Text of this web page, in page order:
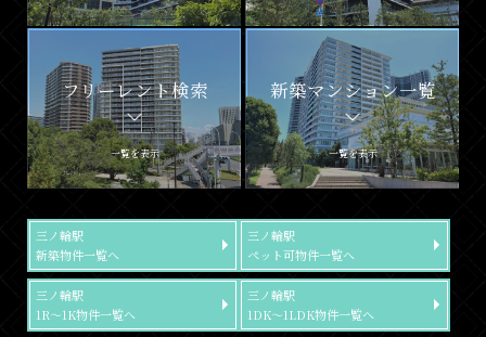
フリーレント検索
一覧を表示
新築マンション一覧
一覧を表示
三ノ輪駅
新築物件一覧へ
三ノ輪駅
ペット可物件一覧へ
三ノ輪駅
1R～1K物件一覧へ
三ノ輪駅
1DK～1LDK物件一覧へ